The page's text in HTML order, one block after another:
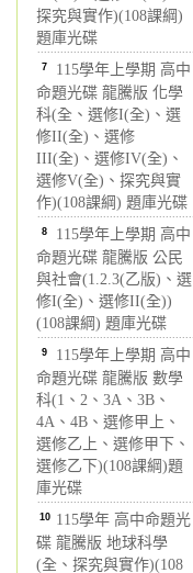
探究與實作)(108課綱)
題庫光碟
7 115學年上學期 高中
命題光碟 龍騰版 化學
科(全、選修I(全)、選
修II(全)、選修
III(全)、選修IV(全)、
選修V(全)、探究與實
作)(108課綱) 題庫光碟
8 115學年上學期 高中
命題光碟 龍騰版 公民
與社會(1.2.3(乙版)、選
修I(全)、選修II(全))
(108課綱) 題庫光碟
9 115學年上學期 高中
命題光碟 龍騰版 數學
科(1、2、3A、3B、
4A、4B、選修甲上、
選修乙上、選修甲下、
選修乙下)(108課綱)題
庫光碟
10 115學年 高中命題光
碟 龍騰版 地球科學
(全、探究與實作)(108